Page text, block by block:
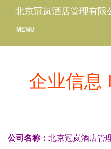
北京冠岚酒店管理有限
MENU
企业信息
公司名称： 北京冠岚酒店管